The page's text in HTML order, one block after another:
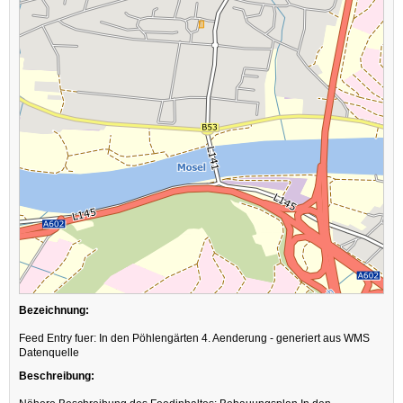
Bezeichnung:
Feed Entry fuer: In den Pöhlengärten 4. Aenderung - generiert aus WMS
Datenquelle
Beschreibung: